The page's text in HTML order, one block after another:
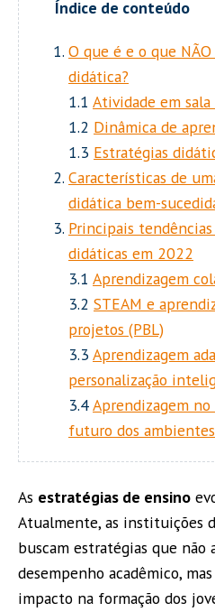
O que é e o que
didática?
1.1 Atividade em
1.2 Dinâmica de
1.3 Estratégias
Características de
didática bem-
Principais
didáticas em 2022
3.1 Aprendizagem
3.2 STEAM e
projetos (PBL)
3.3 Aprendizagem
personalização
3.4Aprendizagem
futuro dos
As estratégias de ensino
Atualmente, as instituições
buscam estratégias que
desempenho acadêmico,
impacto na formação dos